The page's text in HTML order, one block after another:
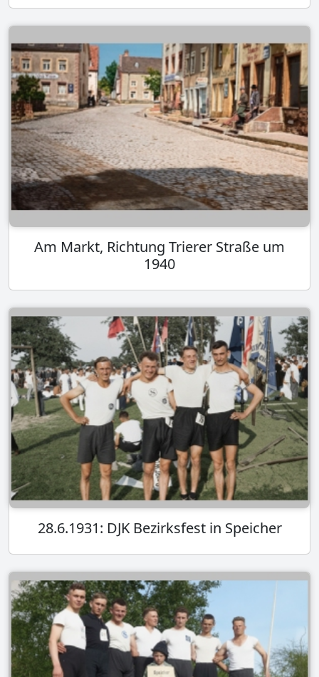
Am Markt, Richtung Trierer Straße um
1940
28.6.1931: DJK Bezirksfest in Speicher